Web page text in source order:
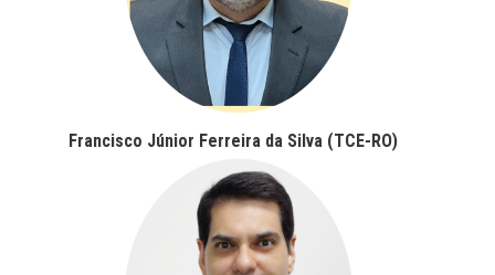
Francisco Júnior Ferreira da Silva (TCE-RO)